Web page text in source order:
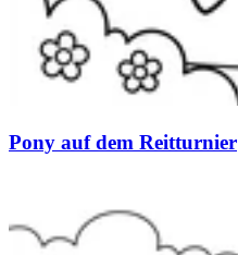
Pony auf dem Reitturnier